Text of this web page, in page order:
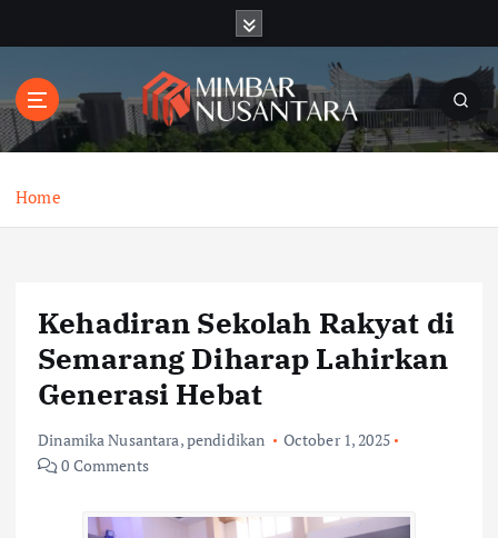
t
o
Home
Kehadiran Sekolah Rakyat di
Semarang Diharap Lahirkan
Generasi Hebat
Dinamika Nusantara,pendidikan
October 1, 2025
0 Comments